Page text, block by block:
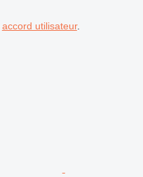
accord utilisateur.